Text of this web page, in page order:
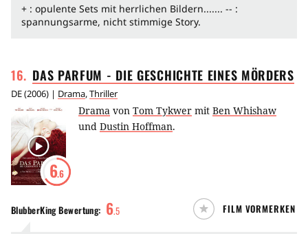
+ : opulente Sets mit herrlichen Bildern....... -- :
spannungsarme, nicht stimmige Story.
16. DAS PARFUM - DIE GESCHICHTE EINES MÖRDERS
DE(2006) | Drama,Thriller
6.6
Drama von Tom Tykwer mit Ben Whishaw
und Dustin Hoffman.
BlubberKingBewertung: 6.5 FILM VORMERKEN